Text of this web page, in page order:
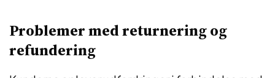
Problemer med returnering og
refundering